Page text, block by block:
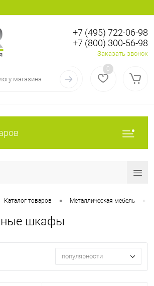
Регистрация
+7 (495) 722-06-98
+7 (800) 300-56-98
Заказать звонок
0
Каталог товаров • Металлическая мебель •
шкафы
популярности